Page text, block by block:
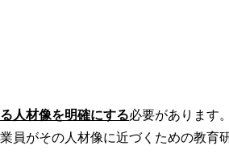
人材像を明確にする必要があります
がその人材像に近づくための教育